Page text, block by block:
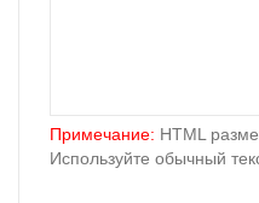
Примечание: HTML
Используйте обычный